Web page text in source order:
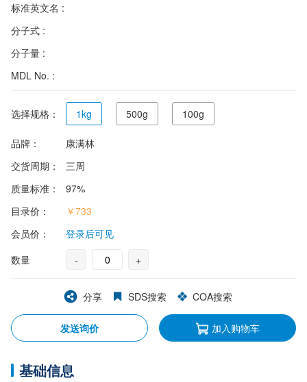
标准英文名 :
分子式 :
分子量 :
MDL No. :
选择规格： 1kg 500g 100g
品牌：
康满林
交货周期：
三周
质量标准：
97%
目录价：
￥733
会员价：
登录后可见
数量
- +
分享 SDS搜索 COA搜索
发送询价 加入购物车
基础信息